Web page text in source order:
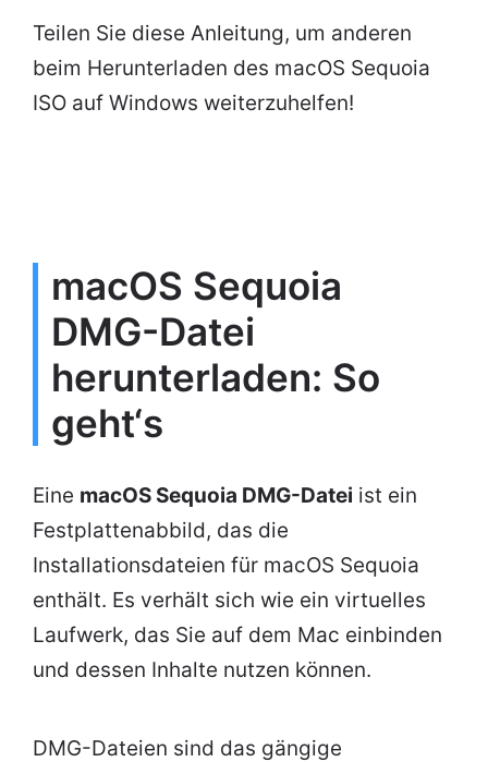
Teilen Sie diese Anleitung, um anderen
beim Herunterladen des macOS Sequoia
ISO auf Windows weiterzuhelfen!
macOS Sequoia
DMG-Datei
herunterladen: So
geht‘s
Eine macOS Sequoia DMG-Datei ist ein
Festplattenabbild, das die
Installationsdateien für macOS Sequoia
enthält. Es verhält sich wie ein virtuelles
Laufwerk, das Sie auf dem Mac einbinden
und dessen Inhalte nutzen können.
DMG-Dateien sind das gängige